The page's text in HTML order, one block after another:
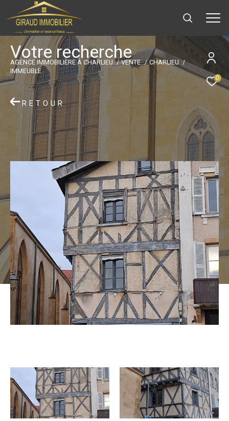
0
Votre recherche
AGENCE IMMOBILIÈRE À CHARLIEU VENTE
CHARLIEU
IMMEUBLE
RETOUR